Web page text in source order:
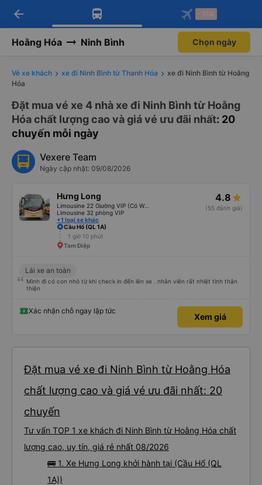
Tải app Vexere ngay!
Nhận ưu đãi thành viên độc
Mở app
Tải app Vexere
-30k/ghế khi đặt vé máy bay qua
Mở app
arrow_back -30k
Hoằng Hóa Ninh Bình Chọn ngày
Vé xe khách xe đi Ninh Bình từ Thanh Hóa
xe đi Ninh Bình từ Hoằng
Hóa
Đặt mua vé xe 4 nhà xe đi Ninh Bình từ Hoằng
Hóa chất lượng cao và giá vé ưu đãi nhất: 20
chuyến mỗi ngày
Vexere Team
Ngày cập nhật: 09/08/2026
Hưng Long
Limousine 32 phòng VIP
+1 loại xe khác
4.8
(55 đánh giá)
Cầu Hổ (QL 1A)
1 giờ 10 phút
Tam Điệp
Lái xe an toàn
Mình đi có con nhỏ từ khi check in đến lên xe . nhân viên rất nhiệt tình thân
thiện
Xác nhận chỗ ngay lập tức
Xem giá
Đặt mua vé xe đi Ninh Bình từ Hoằng Hóa
chất lượng cao và giá vé ưu đãi nhất: 20
chuyến
Tư vấn TOP 1 xe khách đi Ninh Bình từ Hoằng Hóa chất
lượng cao, uy tín, giá rẻ nhất 08/2026
🚌 1. Xe Hưng Long khởi hành tại (Cầu Hổ (QL
1A))